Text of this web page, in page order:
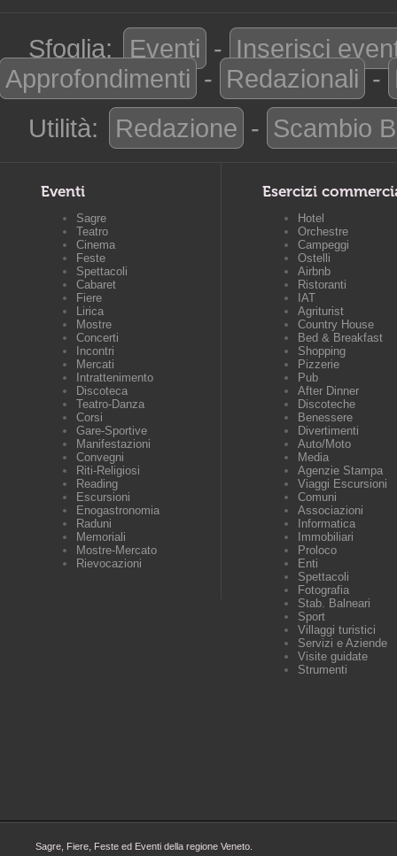
Sfoglia: Eventi - Inserisci
Approfondimenti - Redazionali -
Utilità:
Redazione - Scambio
Eventi
Sagre
Teatro
Cinema
Feste
Spettacoli
Cabaret
Fiere
Lirica
Mostre
Concerti
Incontri
Mercati
Intrattenimento
Discoteca
Teatro-Danza
Corsi
Gare-Sportive
Manifestazioni
Convegni
Riti-Religiosi
Reading
Escursioni
Enogastronomia
Raduni
Memoriali
Mostre-Mercato
Rievocazioni
Esercizi
Hotel
Orchestre
Campeggi
Ostelli
Airbnb
Ristoranti
IAT
Agriturist
Country House
Bed & Breakfast
Shopping
Pizzerie
Pub
After Dinner
Discoteche
Benessere
Divertimenti
Auto/Moto
Media
Agenzie Stampa
Viaggi Escursioni
Comuni
Associazioni
Informatica
Immobiliari
Proloco
Enti
Spettacoli
Fotografia
Stab. Balneari
Sport
Villaggi turistici
Servizi e Aziende
Visite guidate
Strumenti
Sagre, Fiere, Feste ed Eventi della regione Veneto.